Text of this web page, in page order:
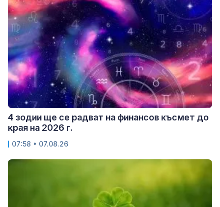
4 зодии ще се радват на финансов късмет до
края на 2026 г.
07:58 • 07.08.26